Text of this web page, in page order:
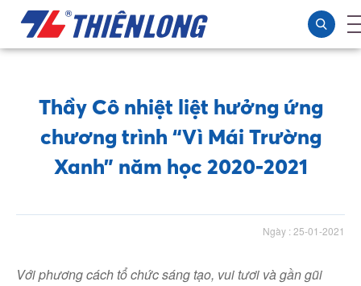
Thầy Cô nhiệt liệt hưởng ứng
chương trình “Vì Mái Trường
Xanh” năm học 2020-2021
Ngày : 25-01-2021
Vớiphương cáchtổ chức sáng tạo, vui tươi và gần gũi